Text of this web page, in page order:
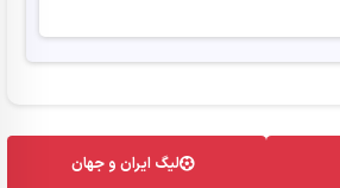
لیگ ایران و جهان